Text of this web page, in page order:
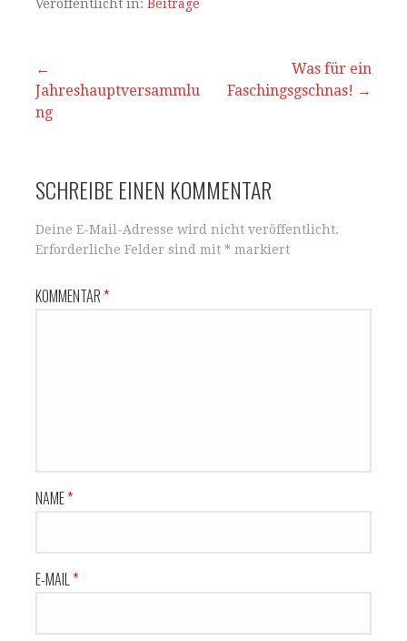
s
p
e
o
l
n
Veröffentlicht in: Beiträge
Beitrags-
Navigation
←
Jahreshauptversammlu
ng
Was für ein
Faschingsgschnas! →
SCHREIBE EINEN KOMMENTAR
Deine E-Mail-Adresse wird nicht veröffentlicht.
Erforderliche Felder sind mit * markiert
KOMMENTAR*
NAME*
E-MAIL *